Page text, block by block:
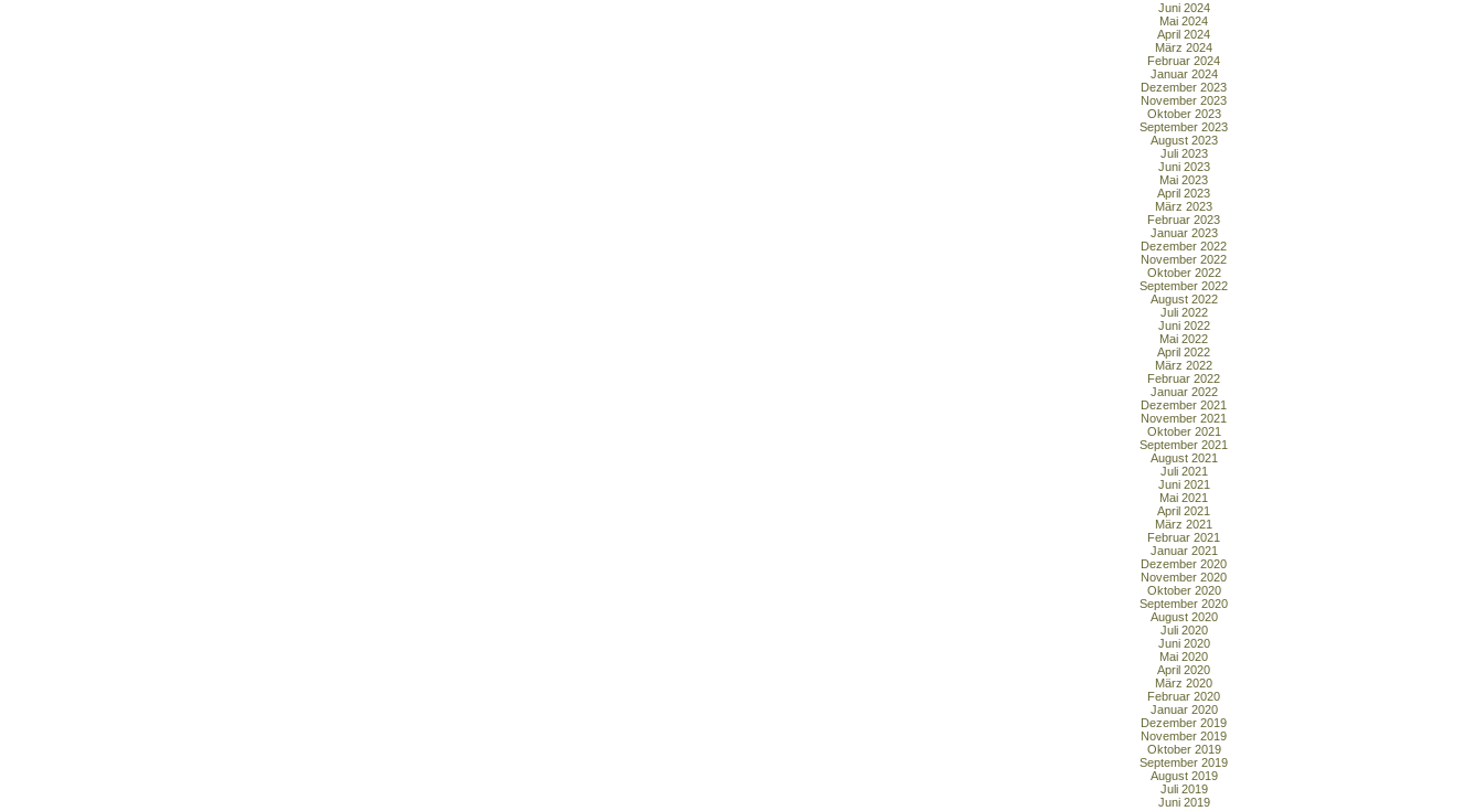
Juni 2024
Mai 2024
April 2024
März 2024
Februar 2024
Januar 2024
Dezember 2023
November 2023
Oktober 2023
September 2023
August 2023
Juli 2023
Juni 2023
Mai 2023
April 2023
März 2023
Februar 2023
Januar 2023
Dezember 2022
November 2022
Oktober 2022
September 2022
August 2022
Juli 2022
Juni 2022
Mai 2022
April 2022
März 2022
Februar 2022
Januar 2022
Dezember 2021
November 2021
Oktober 2021
September 2021
August 2021
Juli 2021
Juni 2021
Mai 2021
April 2021
März 2021
Februar 2021
Januar 2021
Dezember 2020
November 2020
Oktober 2020
September 2020
August 2020
Juli 2020
Juni 2020
Mai 2020
April 2020
März 2020
Februar 2020
Januar 2020
Dezember 2019
November 2019
Oktober 2019
September 2019
August 2019
Juli 2019
Juni 2019